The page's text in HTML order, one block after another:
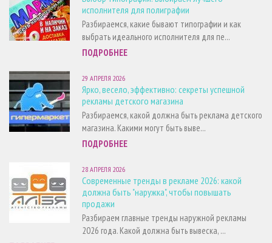
исполнителя для полиграфии
Разбираемся, какие бывают типографии и как
выбрать идеального исполнителя для пе...
ПОДРОБНЕЕ
29 АПРЕЛЯ 2026
Ярко, весело, эффективно: секреты успешной
рекламы детского магазина
Разбираемся, какой должна быть реклама детского
магазина. Какими могут быть выве...
ПОДРОБНЕЕ
28 АПРЕЛЯ 2026
Современные тренды в рекламе 2026: какой
должна быть "наружка", чтобы повышать
продажи
Разбираем главные тренды наружной рекламы
2026 года. Какой должна быть вывеска, ...